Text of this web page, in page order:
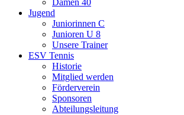
Damen 40
Jugend
Juniorinnen C
Junioren U 8
Unsere Trainer
ESV Tennis
Historie
Mitglied werden
Förderverein
Sponsoren
Abteilungsleitung